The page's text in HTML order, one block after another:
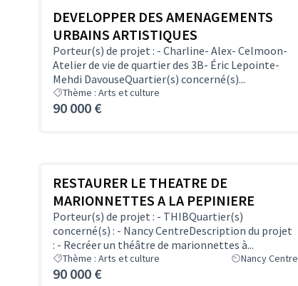
DEVELOPPER DES AMENAGEMENTS
URBAINS ARTISTIQUES
Porteur(s) de projet : - Charline- Alex- Celmoon-
Atelier de vie de quartier des 3B- Éric Lepointe-
Mehdi DavouseQuartier(s) concerné(s)...
Thème : Arts et culture
90 000 €
RESTAURER LE THEATRE DE
MARIONNETTES A LA PEPINIERE
Porteur(s) de projet : - THIBQuartier(s)
concerné(s) : - Nancy CentreDescription du projet
: - Recréer un théâtre de marionnettes à...
Thème : Arts et culture Nancy Centre
90 000 €